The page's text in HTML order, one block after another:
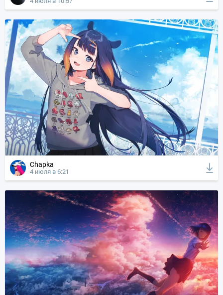
Chapka
4 июля в 6:21